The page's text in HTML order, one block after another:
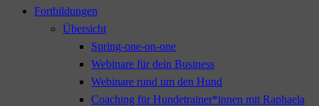
Fortbildungen
Übersicht
Spring-one-on-one
Webinare für dein Business
Webinare rund um den Hund
Coaching für Hundetrainer*innen mit Raphaela